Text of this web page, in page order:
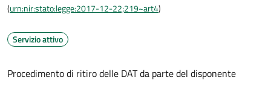
(urn:nir:stato:legge:2017-12-22;219~art4)
Servizio attivo
Procedimento di ritiro delle DAT da parte del disponente